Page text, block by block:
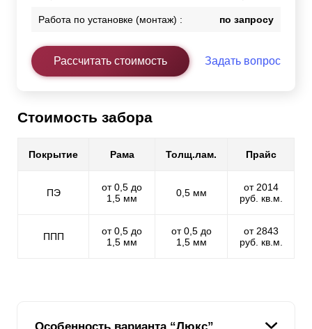
Работа по установке (монтаж) : по запросу
Рассчитать стоимость Задать вопрос
Стоимость забора
Покрытие Рама Толщ.лам. Прайс
ПЭ
от 0,5 до
1,5 мм
0,5 мм
от 2014
руб. кв.м.
ППП
от 0,5 до
1,5 мм
от 0,5 до
1,5 мм
от 2843
руб. кв.м.
Особенность варианта “Люкс”